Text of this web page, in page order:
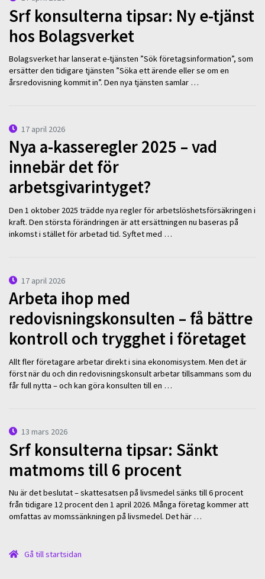
Srf konsulterna tipsar: Ny e-tjänst
hos Bolagsverket
Bolagsverket har lanserat e-tjänsten ”Sök företagsinformation”, som
ersätter den tidigare tjänsten ”Söka ett ärende eller se om en
årsredovisning kommit in”. Den nya tjänsten samlar …
17 april 2026
Nya a-kasseregler 2025 – vad
innebär det för
arbetsgivarintyget?
Den 1 oktober 2025 trädde nya regler för arbetslöshetsförsäkringen i
kraft. Den största förändringen är att ersättningen nu baseras på
inkomst i stället för arbetad tid. Syftet med …
17 april 2026
Arbeta ihop med
redovisningskonsulten – få bättre
kontroll och trygghet i företaget
Allt fler företagare arbetar direkt i sina ekonomisystem. Men det är
först när du och din redovisningskonsult arbetar tillsammans som du
får full nytta – och kan göra konsulten till en …
13 mars 2026
Srf konsulterna tipsar: Sänkt
matmoms till 6 procent
Nu är det beslutat – skattesatsen på livsmedel sänks till 6 procent
från tidigare 12 procent den 1 april 2026. Många företag kommer att
omfattas av momssänkningen på livsmedel. Det här …
Gå till startsidan